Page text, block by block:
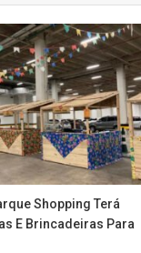
Shopping Terá
E Brincadeiras Para